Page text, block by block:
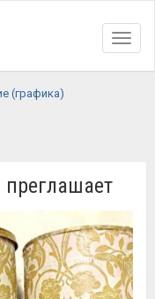
(графика)
преглашает